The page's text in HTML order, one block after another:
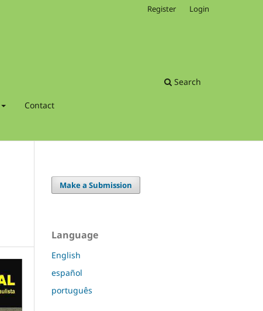
Contact
Search
Register Login
Make a Submission
Language
English
español
português